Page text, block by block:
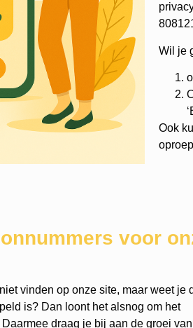
Wil je
Ook
voor
vinden op onze site, maar weet je
is? Dan loont het alsnog om het
draag je bij aan de groei